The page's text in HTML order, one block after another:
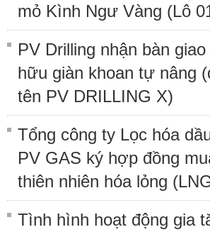
mỏ Kình Ngư Vàng (Lô
PV Drilling nhận bàn
hữu giàn khoan tự nâng
tên PV DRILLING X)
Tổng công ty Lọc hóa
PV GAS ký hợp đồng
thiên nhiên hóa lỏng
Tình hình hoạt động gia